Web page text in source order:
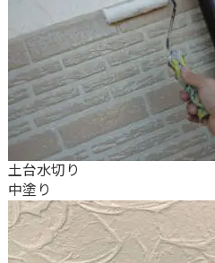
土台水切り
中塗り